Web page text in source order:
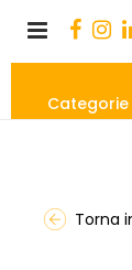
Categorie
Torna